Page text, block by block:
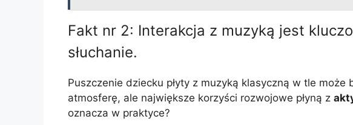
Fakt nr 2: Interakcja z muzyką jest
słuchanie.
Puszczenie dziecku płyty z muzyką klasyczną w tle
atmosferę, ale największe korzyści rozwojowe płyną z
oznacza w praktyce?